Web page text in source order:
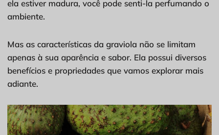
ela estiver madura, você pode senti-la perfumando o
ambiente.
Mas as características da graviola não se limitam
apenas à sua aparência e sabor. Ela possui diversos
benefícios e propriedades que vamos explorar mais
adiante.